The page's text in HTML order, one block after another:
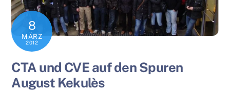
8
MÄRZ
2012
CTA und CVE auf den Spuren
August Kekulès